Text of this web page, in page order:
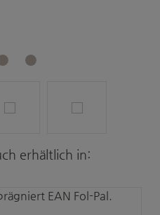
erhältlich in: